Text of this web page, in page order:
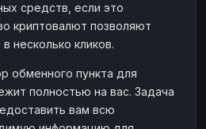
средств, если это
криптовалют позволяют
несколько кликов.
обменного пункта для
полностью на вас. Задача
вам всю